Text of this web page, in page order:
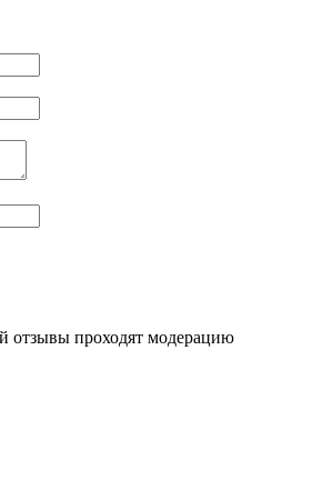
отзывы проходят модерацию